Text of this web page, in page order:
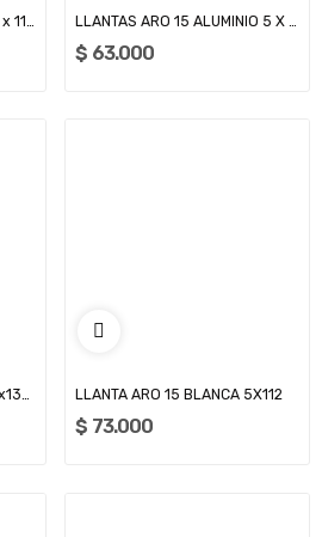
LLANTAS ARO 15 BLANCA 5 x 114 (SM3000) LLANTAS ARO 15 ALUMINIO 5 X 112 (SM2500)
$ 63.000
LLANTAS ARO 15 BLANCA 6x139 (PROFUNDIDAD 9 CM) LLANTA ARO 15 BLANCA 5X112
$ 73.000